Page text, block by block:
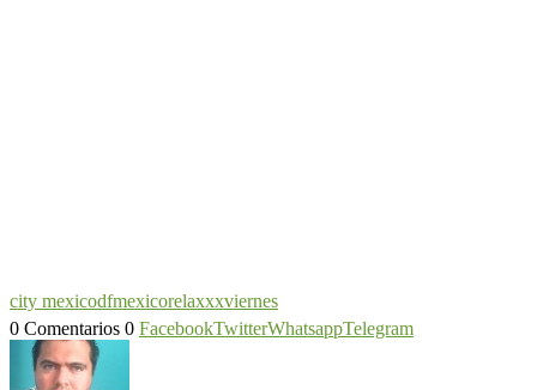
city mexicodfmexicorelaxxxviernes
0 Comentarios 0 FacebookTwitterWhatsappTelegram